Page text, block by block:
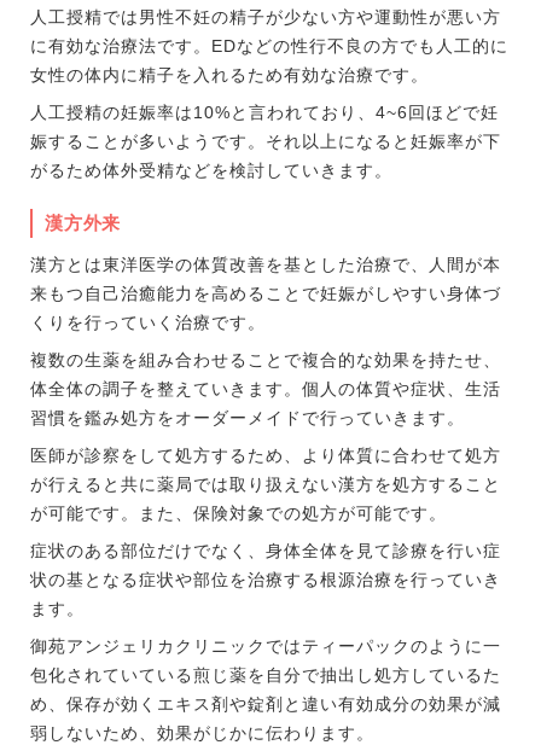
人工授精では男性不妊の精子が少ない方や運動性が悪い方
に有効な治療法です。EDなどの性行不良の方でも人工的に
女性の体内に精子を入れるため有効な治療です。
人工授精の妊娠率は10%と言われており、4~6回ほどで妊
娠することが多いようです。それ以上になると妊娠率が下
がるため体外受精などを検討していきます。
漢方外来
漢方とは東洋医学の体質改善を基とした治療で、人間が本
来もつ自己治癒能力を高めることで妊娠がしやすい身体づ
くりを行っていく治療です。
複数の生薬を組み合わせることで複合的な効果を持たせ、
体全体の調子を整えていきます。個人の体質や症状、生活
習慣を鑑み処方をオーダーメイドで行っていきます。
医師が診察をして処方するため、より体質に合わせて処方
が行えると共に薬局では取り扱えない漢方を処方すること
が可能です。また、保険対象での処方が可能です。
症状のある部位だけでなく、身体全体を見て診療を行い症
状の基となる症状や部位を治療する根源治療を行っていき
ます。
御苑アンジェリカクリニックではティーパックのように一
包化されていている煎じ薬を自分で抽出し処方しているた
め、保存が効くエキス剤や錠剤と違い有効成分の効果が減
弱しないため、効果がじかに伝わります。